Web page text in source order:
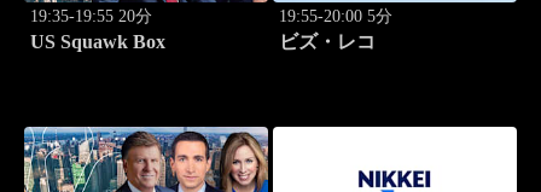
19:35-19:55 20分
US Squawk Box
19:55-20:00 5分
ビズ・レコ